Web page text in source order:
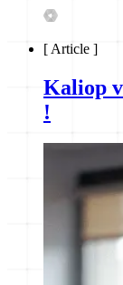
[ Article ]
Kaliop
!